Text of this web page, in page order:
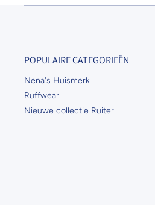
POPULAIRE CATEGORIEËN
Nena's Huismerk
Ruffwear
Nieuwe collectie Ruiter